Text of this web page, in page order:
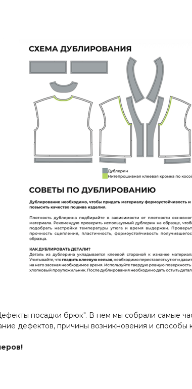
посадки брюк". В нем мы собрали самые
дефектов, причины возникновения и